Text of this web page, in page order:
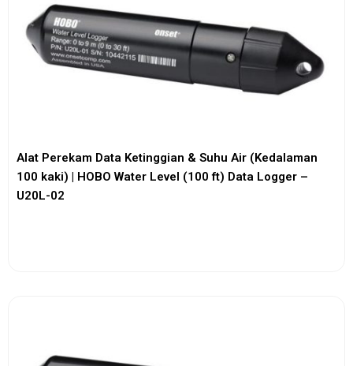
Alat Perekam Data Ketinggian & Suhu Air (Kedalaman
100 kaki) | HOBO Water Level (100 ft) Data Logger –
U20L-02